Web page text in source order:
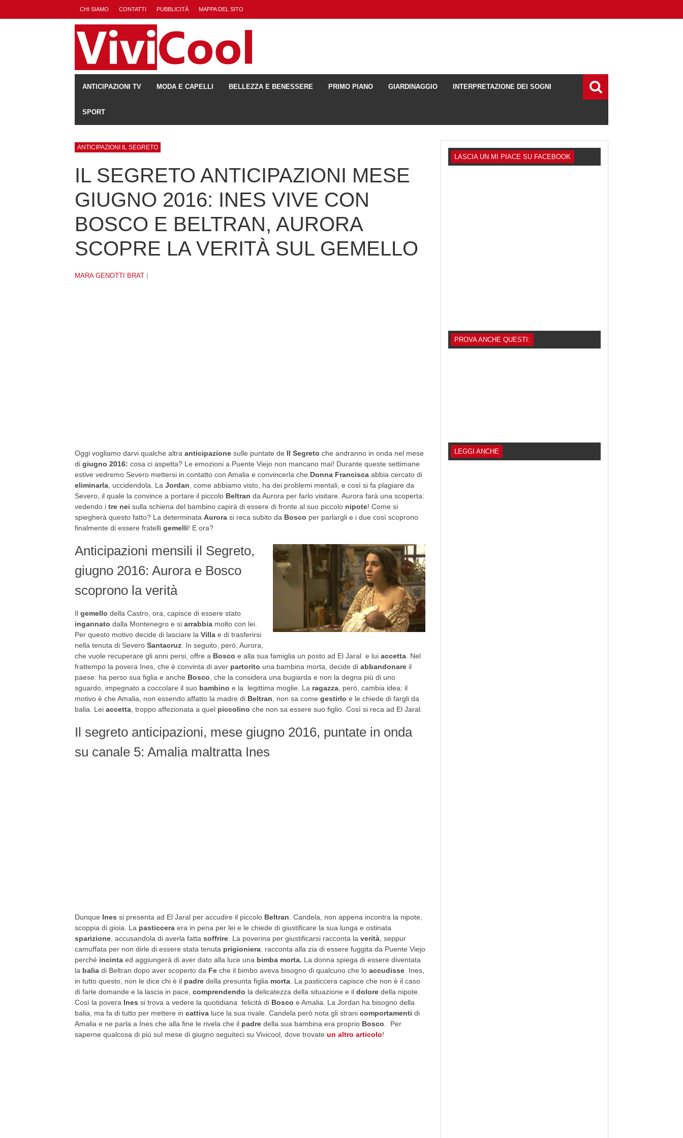
CHI SIAMO CONTATTI PUBBLICITÀ MAPPA DEL SITO
ANTICIPAZIONI TV MODA E CAPELLI BELLEZZA E BENESSERE PRIMO PIANO GIARDINAGGIO INTERPRETAZIONE DEI SOGNI
SPORT
ANTICIPAZIONI IL SEGRETO
IL SEGRETO ANTICIPAZIONI MESE
GIUGNO 2016: INES VIVE CON
BOSCO E BELTRAN, AURORA
SCOPRE LA VERITÀ SUL GEMELLO
MARA GENOTTI BRAT
Oggi vogliamo darvi qualche altra anticipazione sulle puntate de Il Segreto che andranno in onda nel mese
di giugno 2016: cosa ci aspetta? Le emozioni a Puente Viejo non mancano mai! Durante queste settimane
estive vedremo Severo mettersi in contatto con Amalia e convincerla che Donna Francisca abbia cercato di
eliminarla , uccidendola. La Jordan , come abbiamo visto, ha dei problemi mentali, e così si fa plagiare da
Severo, il quale la convince a portare il piccolo Beltran da Aurora per farlo visitare. Aurora farà una scoperta:
vedendo i tre nei sulla schiena del bambino capirà di essere di fronte al suo piccolo nipote! Come si
spiegherà questo fatto? La determinata Aurora si reca subito da Bosco per parlargli e i due così scoprono
finalmente di essere fratelli gemelli! E ora?
Anticipazioni mensili il Segreto,
giugno 2016: Aurora e Bosco
scoprono la verità
Il gemello della Castro, ora, capisce di essere stato
ingannato dalla Montenegro e si arrabbia molto con lei.
Per questo motivo decide di lasciare la Villa e di trasferirsi
nella tenuta di Severo Santacruz . In seguito, però, Aurora,
che vuole recuperare gli anni persi, offre a Bosco e alla sua famiglia un posto ad El Jaral e lui accetta . Nel
frattempo la povera Ines, che è convinta di aver partorito una bambina morta, decide di abbandonare il
paese: ha perso sua figlia e anche Bosco , che la considera una bugiarda e non la degna più di uno
sguardo, impegnato a coccolare il suo bambino e la legittima moglie. La ragazza , però, cambia idea: il
motivo è che Amalia, non essendo affatto la madre di Beltran , non sa come gestirlo e le chiede di fargli da
balia. Lei accetta , troppo affezionata a quel piccolino che non sa essere suo figlio. Così si reca ad El Jaral.
Il segreto anticipazioni, mese giugno 2016, puntate in onda
su canale 5: Amalia maltratta Ines
Dunque Ines si presenta ad El Jaral per accudire il piccolo Beltran . Candela, non appena incontra la nipote,
scoppia di gioia. La pasticcera era in pena per lei e le chiede di giustificare la sua lunga e ostinata
sparizione , accusandola di averla fatta soffrire . La poverina per giustificarsi racconta la verità , seppur
camuffata per non dirle di essere stata tenuta prigioniera: racconta alla zia di essere fuggita da Puente Viejo
perché incinta ed aggiungerà di aver dato alla luce una bimba morta. La donna spiega di essere diventata
la balia di Beltran dopo aver scoperto da Fe che il bimbo aveva bisogno di qualcuno che lo accudisse . Ines,
in tutto questo, non le dice chi è il padre della presunta figlia morta . La pasticcera capisce che non è il caso
di farle domande e la lascia in pace, comprendendo la delicatezza della situazione e il dolore della nipote.
Così la povera Ines si trova a vedere la quotidiana felicità di Bosco e Amalia. La Jordan ha bisogno della
balia, ma fa di tutto per mettere in cattiva luce la sua rivale. Candela però nota gli strani comportamenti di
Amalia e ne parla a Ines che alla fine le rivela che il padre della sua bambina era proprio Bosco . Per
saperne qualcosa di più sul mese di giugno seguiteci su Vivicool, dove trovate un altro articolo!
LASCIA UN MI PIACE SU FACEBOOK
PROVA ANCHE QUESTI:
LEGGI ANCHE